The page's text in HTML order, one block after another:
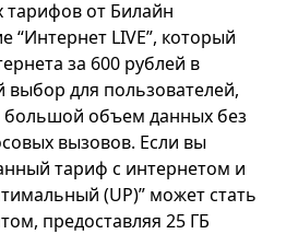
тарифов от Билайн
“Интернет LIVE”, который
за 600 рублей в
для пользователей,
объем данных без
вызовов. Если вы
тариф с интернетом и
(UP)” может стать
предоставляя 25 ГБ